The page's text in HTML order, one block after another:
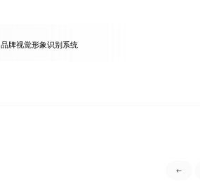
品牌视觉形象识别系统